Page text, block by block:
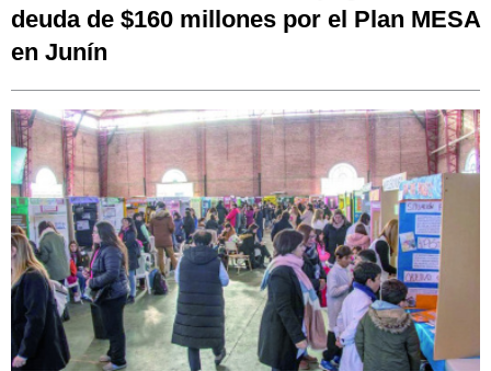
deuda de $160 millones por el Plan MESA
en Junín